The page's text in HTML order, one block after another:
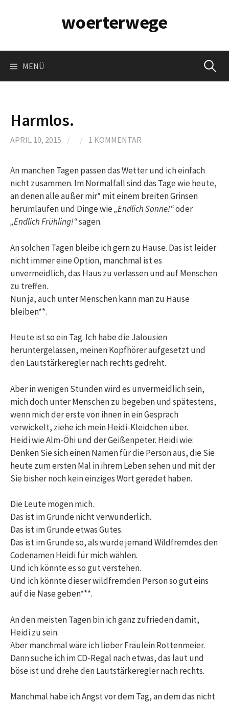
woerterwege
MENÜ Suchen
Harmlos.
APRIL 10, 2015 / / 1 KOMMENTAR
An manchen Tagen passen das Wetter und ich einfach
nicht zusammen. Im Normalfall sind das Tage wie heute,
an denen alle außer mir* mit einem breiten Grinsen
herumlaufen und Dinge wie„Endlich Sonne!“oder
„Endlich Frühling!“sagen.
An solchen Tagen bleibe ich gern zu Hause. Das ist leider
nicht immer eine Option, manchmal ist es
unvermeidlich, das Haus zu verlassen und auf Menschen
zu treffen.
Nun ja, auch unter Menschen kann man zu Hause
bleiben**.
Heute ist so ein Tag. Ich habe die Jalousien
heruntergelassen, meinen Kopfhörer aufgesetzt und
den Lautstärkeregler nach rechts gedreht.
Aber in wenigen Stunden wird es unvermeidlich sein,
mich doch unter Menschen zu begeben und spätestens,
wenn mich der erste von ihnen in ein Gespräch
verwickelt, ziehe ich mein Heidi-Kleidchen über.
Heidi wie Alm-Öhi und der Geißenpeter. Heidi wie:
Denken Sie sich einen Namen für die Person aus, die Sie
heute zum ersten Mal in ihrem Leben sehen und mit der
Sie bisher noch kein einziges Wort geredet haben.
Die Leute mögen mich.
Das ist im Grunde nicht verwunderlich.
Das ist im Grunde etwas Gutes.
Das ist im Grunde so, als würde jemand Wildfremdes den
Codenamen Heidi für mich wählen.
Und ich könnte es so gut verstehen.
Und ich könnte dieser wildfremden Person so gut eins
auf die Nase geben***.
An den meisten Tagen bin ich ganz zufrieden damit,
Heidi zu sein.
Aber manchmal wäre ich lieber Fräulein Rottenmeier.
Dann suche ich im CD-Regal nach etwas, das laut und
böse ist und drehe den Lautstärkeregler nach rechts.
Manchmal habe ich Angst vor dem Tag, an dem das nicht